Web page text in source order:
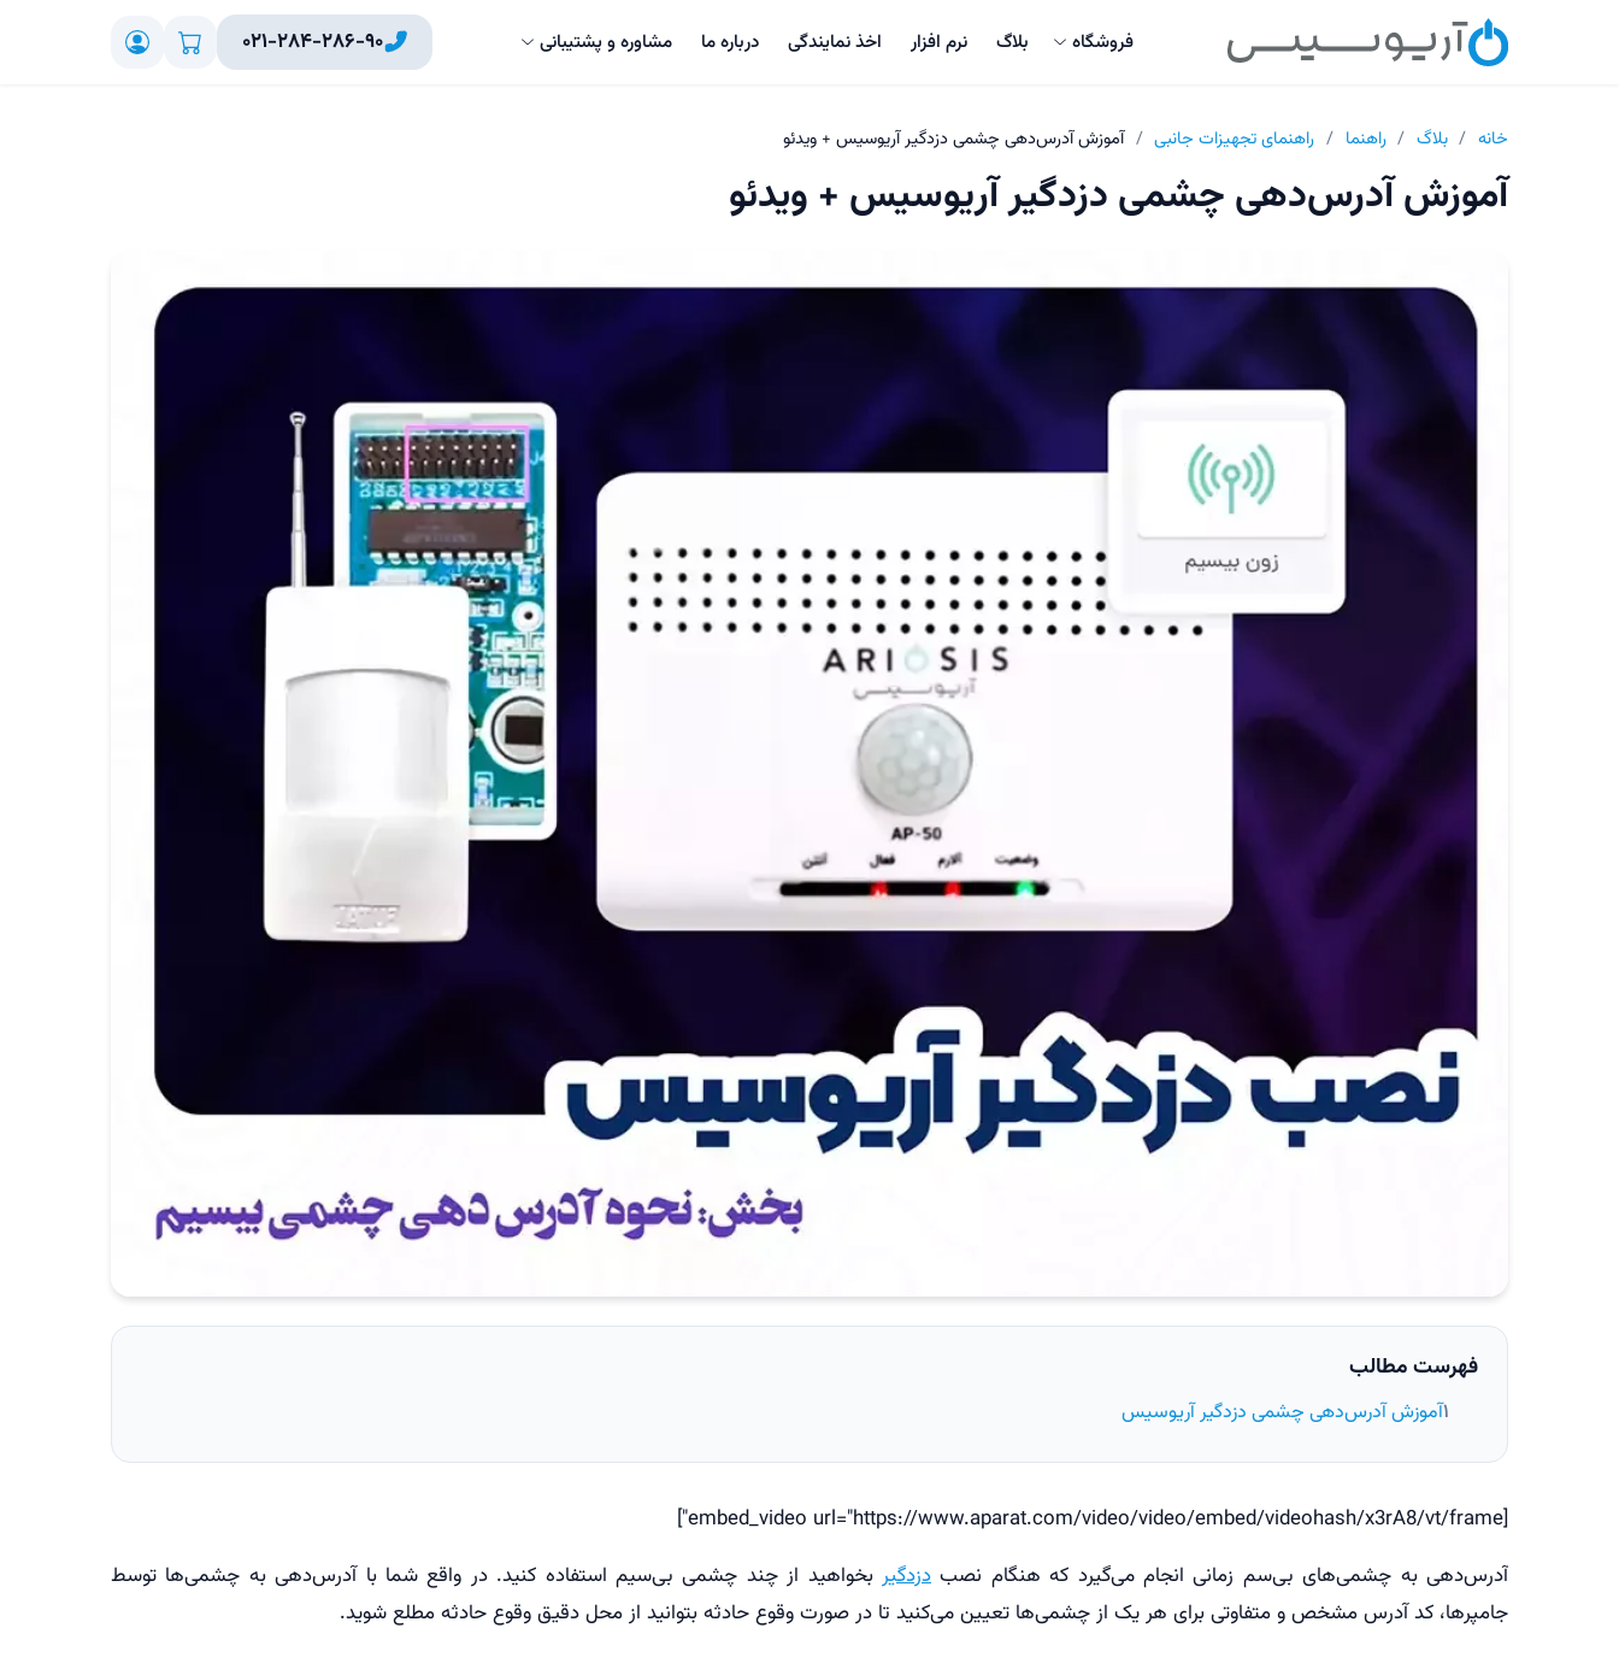
فروشگاه بلاگ نرم افزار اخذ نمایندگی درباره ما مشاوره و پشتیبانی ۰۲۱-۲۸۴-۲۸۶-۹۰
خانه / بلاگ / راهنما / راهنمای تجهیزات جانبی / آموزش آدرس‌دهی چشمی دزدگیر آریوسیس + ویدئو
آموزش آدرس‌دهی چشمی دزدگیر آریوسیس + ویدئو
فهرست مطالب
آموزش آدرس‌دهی چشمی دزدگیر آریوسیس
[embed_video url="https://www.aparat.com/video/video/embed/videohash/x3rA8/vt/frame"]
آدرس‌دهی به چشمی‌های بی‌سم زمانی انجام می‌گیرد که هنگام نصب دزدگیر بخواهید از چند چشمی بی‌سیم استفاده کنید. در واقع شما با آدرس‌دهی به چشمی‌ها توسط
جامپرها، کد آدرس مشخص و متفاوتی برای هر یک از چشمی‌ها تعیین می‌کنید تا در صورت وقوع حادثه بتوانید از محل دقیق وقوع حادثه مطلع شوید.